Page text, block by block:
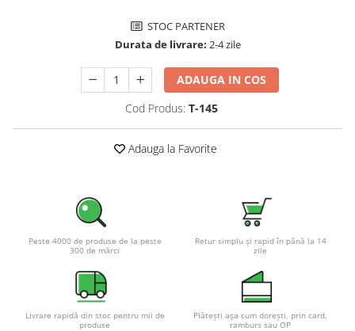
Sisteme de stocare energie
Pachete complete stocare energie
Sisteme de Stocare Comerciale
Sisteme fotovoltaice de putere
mica (rulota/caravan/case de
Sisteme fotovoltaice profesionale
Statii de incarcare vehicule
Statii de incarcare
STOC PARTENER
Durata de livrare: 2-4 zile
ADAUGA IN COS
Cod Produs: T-145
Adauga la Favorite
Peste 4000 de produse de la peste
300 de mărci
Retur simplu și rapid în până la 14
zile
Livrare rapidă din stoc pentru mii de
produse
Plătești așa cum dorești, prin card,
ramburs sau OP